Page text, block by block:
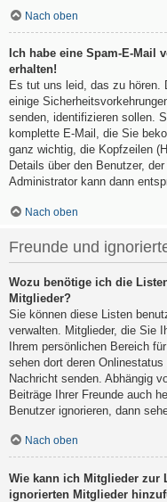
Nach oben
Ich habe eine Spam-E-Mail
erhalten!
Es tut uns leid, das zu hören.
einige
senden, identifizieren sollen.
komplette E-Mail, die Sie
ganz wichtig, die Kopfzeilen
Details über den Benutzer,
Administrator kann dann
Nach oben
Freunde und
Wozu benötige ich die
Mitglieder?
Sie können diese Listen
verwalten. Mitglieder, die Sie
Ihrem persönlichen Bereich
sehen dort deren
Nachricht senden. Abhängig
Beiträge Ihrer Freunde auch
Benutzer ignorieren, dann
Nach oben
Wie kann ich Mitglieder zur
ignorierten Mitglieder